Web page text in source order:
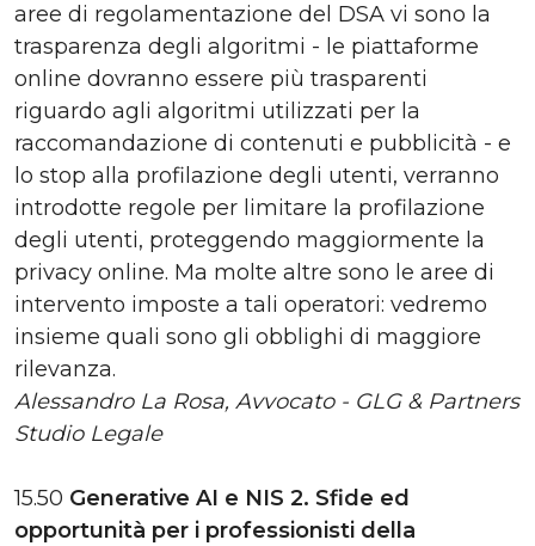
aree di regolamentazione del DSA vi sono la
trasparenza degli algoritmi - le piattaforme
online dovranno essere più trasparenti
riguardo agli algoritmi utilizzati per la
raccomandazione di contenuti e pubblicità - e
lo stop alla profilazione degli utenti, verranno
introdotte regole per limitare la profilazione
degli utenti, proteggendo maggiormente la
privacy online. Ma molte altre sono le aree di
intervento imposte a tali operatori: vedremo
insieme quali sono gli obblighi di maggiore
rilevanza.
Alessandro La Rosa, Avvocato - GLG & Partners
Studio Legale
15.50 Generative AI e NIS 2. Sfide ed
opportunità per i professionisti della